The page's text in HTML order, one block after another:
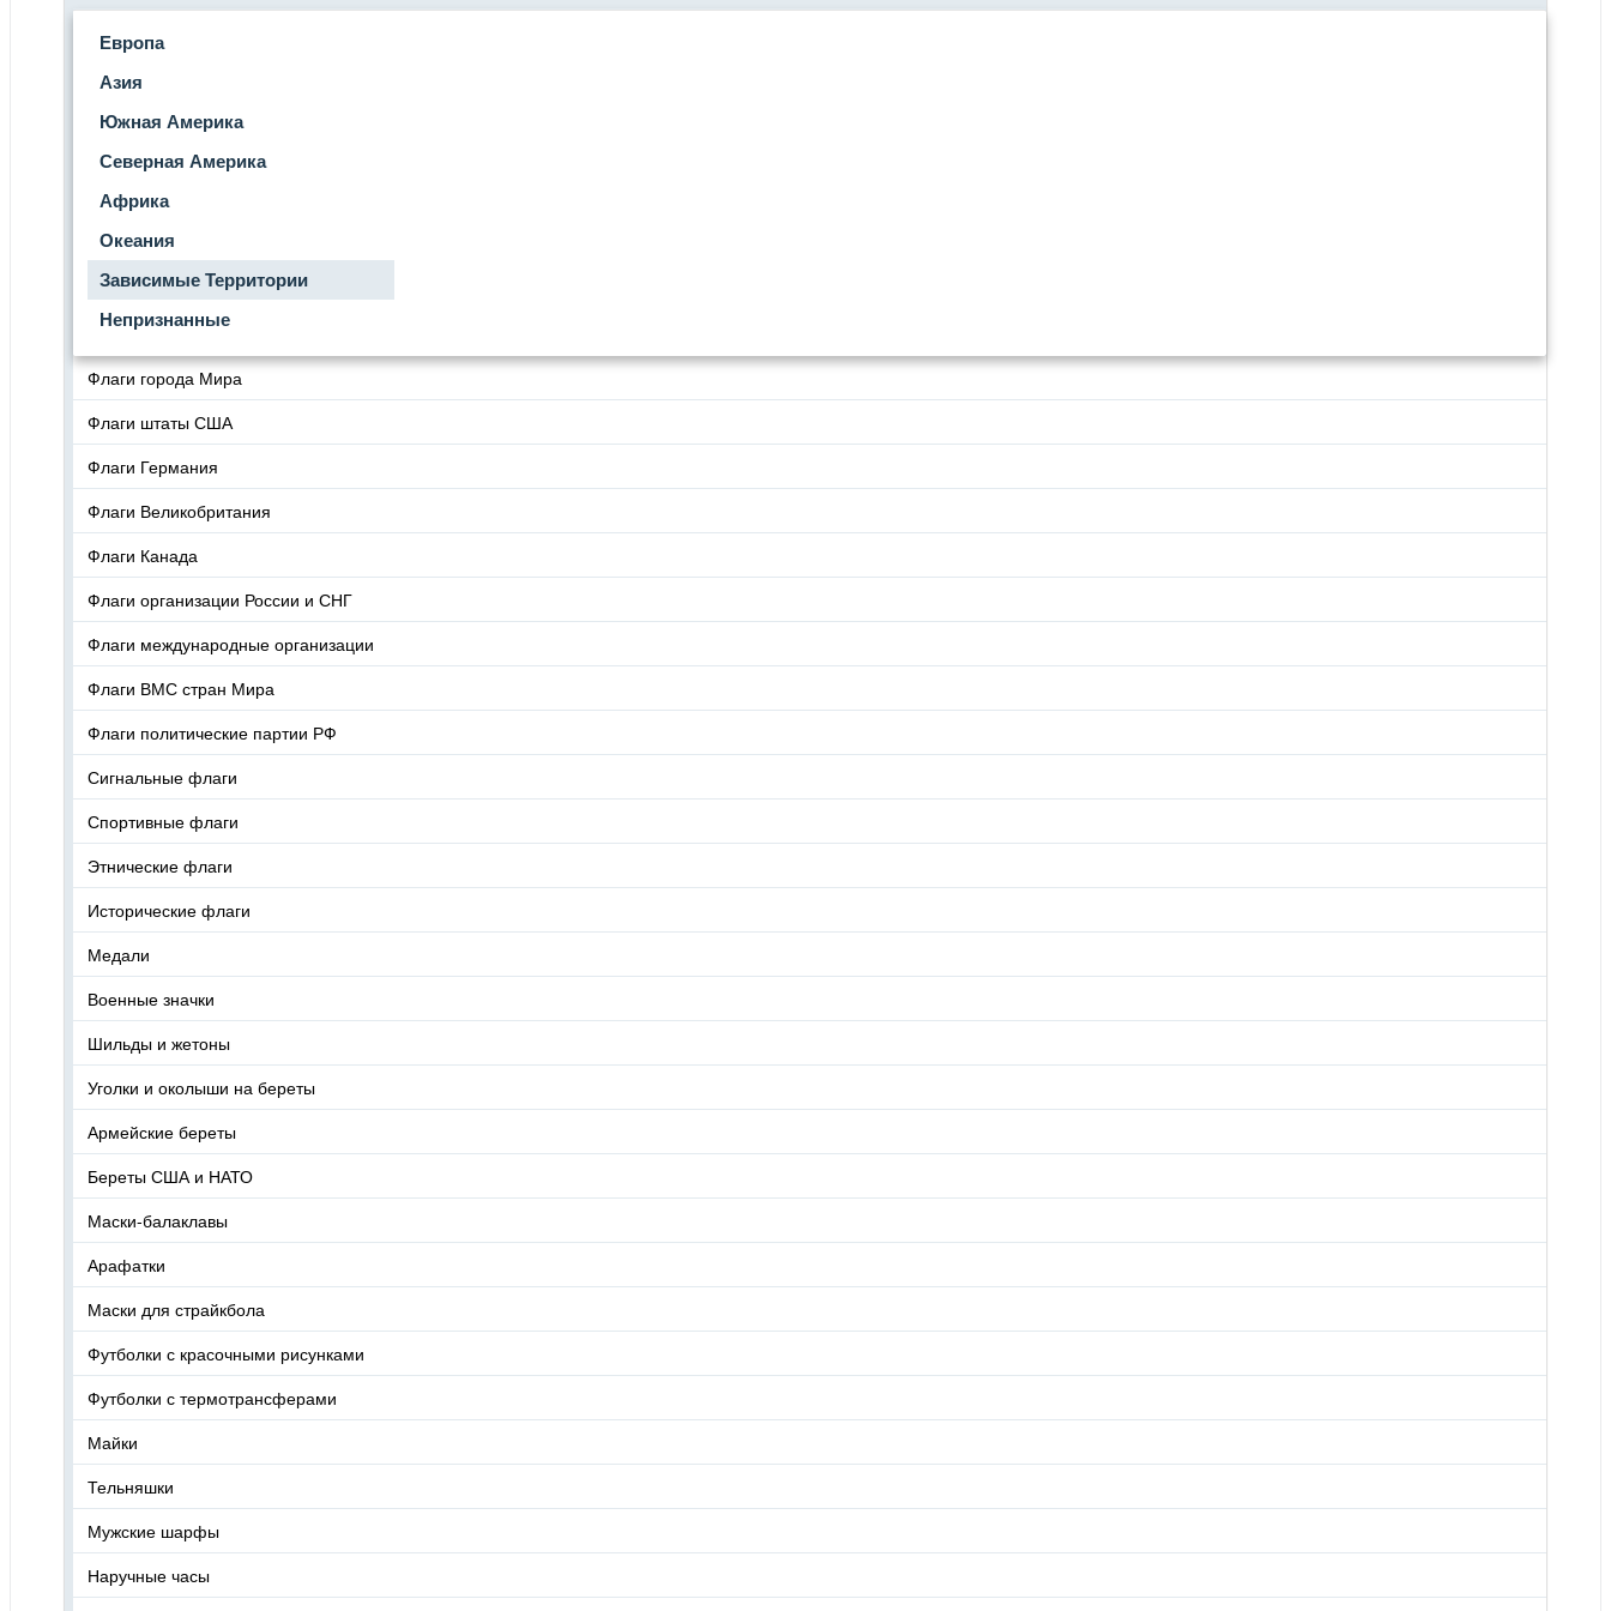
Европа
Азия
Южная Америка
Северная Америка
Африка
Океания
Зависимые Территории
Непризнанные
Флаги города Мира
Флаги штаты США
Флаги Германия
Флаги Великобритания
Флаги Канада
Флаги организации России и СНГ
Флаги международные организации
Флаги ВМС стран Мира
Флаги политические партии РФ
Сигнальные флаги
Спортивные флаги
Этнические флаги
Исторические флаги
Медали
Военные значки
Шильды и жетоны
Уголки и околыши на береты
Армейские береты
Береты США и НАТО
Маски-балаклавы
Арафатки
Маски для страйкбола
Футболки с красочными рисунками
Футболки с термотрансферами
Майки
Тельняшки
Мужские шарфы
Наручные часы